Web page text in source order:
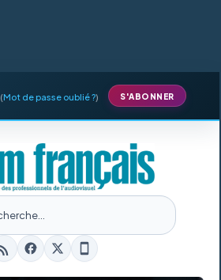
(Mot de passe oublié ?) S'ABONNER